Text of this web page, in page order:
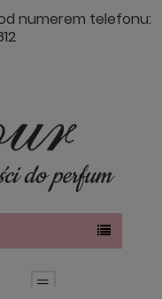
numerem telefonu: